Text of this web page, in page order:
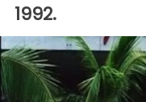
1992.